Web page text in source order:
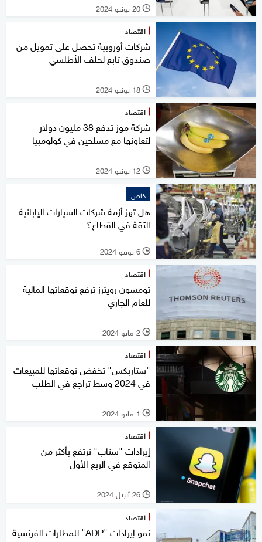
l 20 يونيو 2024
اقتصاد
شركات أوروبية تحصل على تمويل من
صندوق تابع لحلف الأطلسي
l 18 يونيو 2024
اقتصاد
شركة موز تدفع 38 مليون دولار
لتعاونها مع مسلحين في كولومبيا
l 12 يونيو 2024
خاص
هل تهز أزمة شركات السيارات اليابانية
الثقة في القطاع؟
l 6 يونيو 2024
اقتصاد
تومسون رويترز ترفع توقعاتها المالية
للعام الجاري
l 2 مايو 2024
اقتصاد
"ستاربكس" تخفض توقعاتها للمبيعات
في 2024 وسط تراجع في الطلب
l 1 مايو 2024
اقتصاد
إيرادات "سناب" ترتفع بأكثر من
المتوقع في الربع الأول
l 26 أبريل 2024
اقتصاد
نمو إيرادات "ADP" للمطارات الفرنسية